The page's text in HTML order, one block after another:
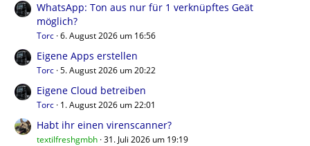
WhatsApp: Ton aus nur für 1 verknüpftes Geät
möglich?
Torc 6. August 2026 um 16:56
Eigene Apps erstellen
Torc 5. August 2026 um 20:22
Eigene Cloud betreiben
Torc 1. August 2026 um 22:01
Habt ihr einen virenscanner?
textilfreshgmbh 31. Juli 2026 um 19:19